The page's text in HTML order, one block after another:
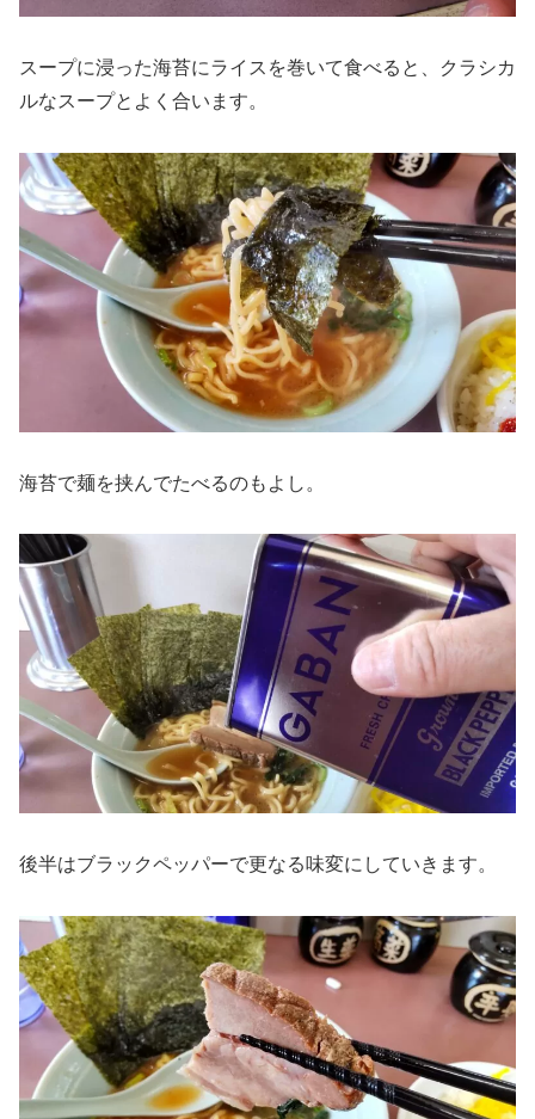
スープに浸った海苔にライスを巻いて食べると、クラシカ
ルなスープとよく合います。
海苔で麺を挟んでたべるのもよし。
後半はブラックペッパーで更なる味変にしていきます。